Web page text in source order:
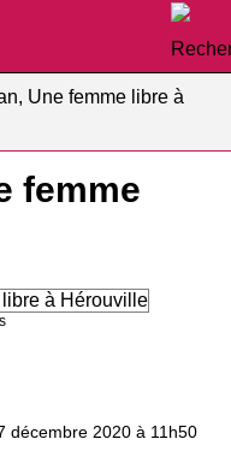
Une femme libre à
femme
décembre 2020 à 11h50